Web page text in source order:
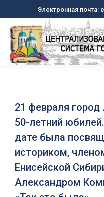
Электронная почта:
21 февраля
50-летний
дате была
историком,
Енисейской
Александром